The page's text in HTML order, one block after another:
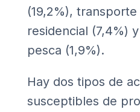
(19,2%), transporte
residencial (7,4%)
pesca (1,9%).
Hay dos tipos de
susceptibles de